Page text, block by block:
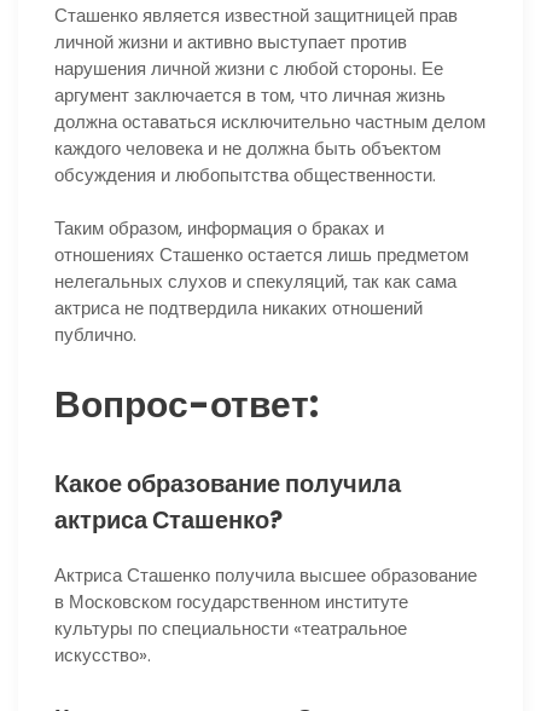
Сташенко является известной защитницей прав
личной жизни и активно выступает против
нарушения личной жизни с любой стороны. Ее
аргумент заключается в том, что личная жизнь
должна оставаться исключительно частным делом
каждого человека и не должна быть объектом
обсуждения и любопытства общественности.
Таким образом, информация о браках и
отношениях Сташенко остается лишь предметом
нелегальных слухов и спекуляций, так как сама
актриса не подтвердила никаких отношений
публично.
Вопрос-ответ:
Какое образование получила
актриса Сташенко?
Актриса Сташенко получила высшее образование
в Московском государственном институте
культуры по специальности «театральное
искусство».